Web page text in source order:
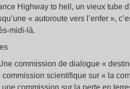
Highway to hell, un vieux tube
« autoroute vers l’enfer »,
midi-là.
commission de dialogue «
commission scientifique sur « la